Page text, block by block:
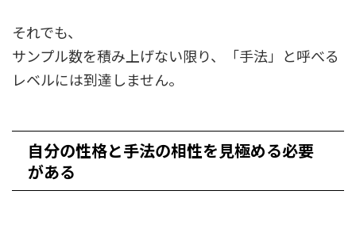
それでも、
サンプル数を積み上げない限り、「手法」と呼べる
レベルには到達しません。
自分の性格と手法の相性を見極める必要
がある